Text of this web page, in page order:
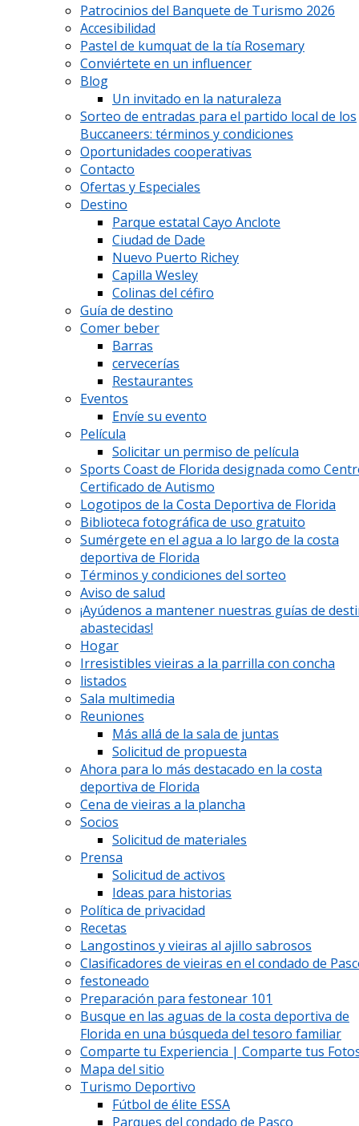
Patrocinios del Banquete de Turismo 2026
Accesibilidad
Pastel de kumquat de la tía Rosemary
Conviértete en un influencer
Blog
Un invitado en la naturaleza
Sorteo de entradas para el partido local de los
Buccaneers: términos y condiciones
Oportunidades cooperativas
Contacto
Ofertas y Especiales
Destino
Parque estatal Cayo Anclote
Ciudad de Dade
Nuevo Puerto Richey
Capilla Wesley
Colinas del céfiro
Guía de destino
Comer beber
Barras
cervecerías
Restaurantes
Eventos
Envíe su evento
Película
Solicitar un permiso de película
Sports Coast de Florida designada como
Certificado de Autismo
Logotipos de la Costa Deportiva de Florida
Biblioteca fotográfica de uso gratuito
Sumérgete en el agua a lo largo de la costa
deportiva de Florida
Términos y condiciones del sorteo
Aviso de salud
¡Ayúdenos a mantener nuestras guías de
abastecidas!
Hogar
Irresistibles vieiras a la parrilla con concha
listados
Sala multimedia
Reuniones
Más allá de la sala de juntas
Solicitud de propuesta
Ahora para lo más destacado en la costa
deportiva de Florida
Cena de vieiras a la plancha
Socios
Solicitud de materiales
Prensa
Solicitud de activos
Ideas para historias
Política de privacidad
Recetas
Langostinos y vieiras al ajillo sabrosos
Clasificadores de vieiras en el condado de
festoneado
Preparación para festonear 101
Busque en las aguas de la costa deportiva de
Florida en una búsqueda del tesoro familiar
Comparte tu Experiencia | Comparte tus
Mapa del sitio
Turismo Deportivo
Fútbol de élite ESSA
Parques del condado de Pasco